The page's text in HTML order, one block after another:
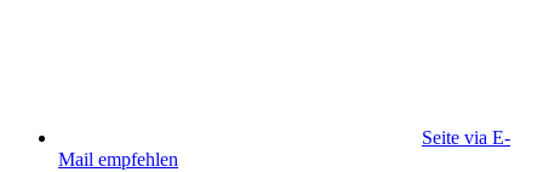
Seite via E-
Mail empfehlen